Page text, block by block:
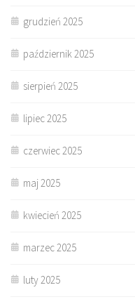
grudzień 2025
październik 2025
sierpień 2025
lipiec 2025
czerwiec 2025
maj 2025
kwiecień 2025
marzec 2025
luty 2025